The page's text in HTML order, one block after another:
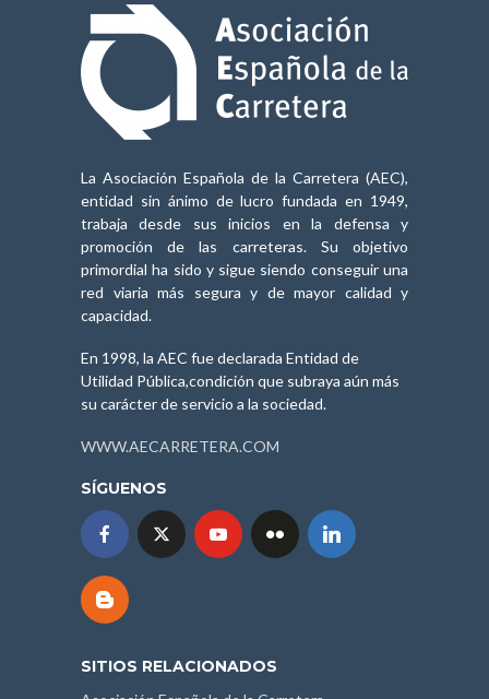
La Asociación Española de la Carretera (AEC),
entidad sin ánimo de lucro fundada en 1949,
trabaja desde sus inicios en la defensa y
promoción de las carreteras. Su objetivo
primordial ha sido y sigue siendo conseguir una
red viaria más segura y de mayor calidad y
capacidad.
En 1998, la AEC fue declarada Entidad de
Utilidad Pública,condición que subraya aún más
su carácter de servicio a la sociedad.
WWW.AECARRETERA.COM
SÍGUENOS
SITIOS RELACIONADOS